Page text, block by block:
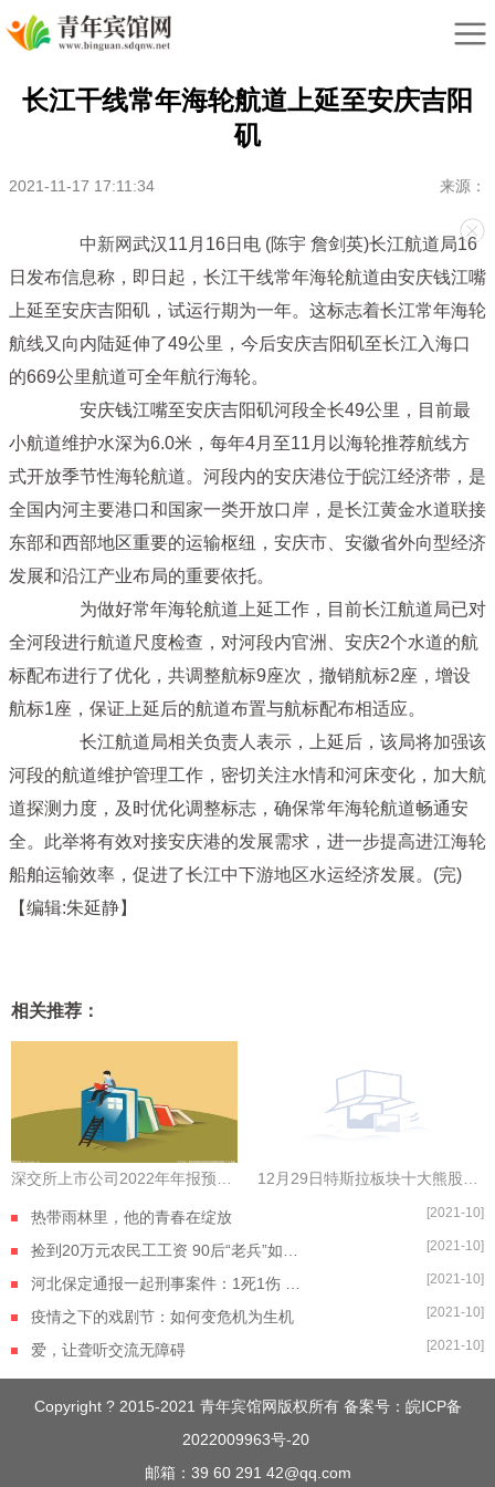
长江干线常年海轮航道上延至安庆吉阳
矶
2021-11-17 17:11:34 来源：
中新网武汉11月16日电 (陈宇 詹剑英)长江航道局16
日发布信息称，即日起，长江干线常年海轮航道由安庆钱江嘴
上延至安庆吉阳矶，试运行期为一年。这标志着长江常年海轮
航线又向内陆延伸了49公里，今后安庆吉阳矶至长江入海口
的669公里航道可全年航行海轮。
安庆钱江嘴至安庆吉阳矶河段全长49公里，目前最
小航道维护水深为6.0米，每年4月至11月以海轮推荐航线方
式开放季节性海轮航道。河段内的安庆港位于皖江经济带，是
全国内河主要港口和国家一类开放口岸，是长江黄金水道联接
东部和西部地区重要的运输枢纽，安庆市、安徽省外向型经济
发展和沿江产业布局的重要依托。
为做好常年海轮航道上延工作，目前长江航道局已对
全河段进行航道尺度检查，对河段内官洲、安庆2个水道的航
标配布进行了优化，共调整航标9座次，撤销航标2座，增设
航标1座，保证上延后的航道布置与航标配布相适应。
长江航道局相关负责人表示，上延后，该局将加强该
河段的航道维护管理工作，密切关注水情和河床变化，加大航
道探测力度，及时优化调整标志，确保常年海轮航道畅通安
全。此举将有效对接安庆港的发展需求，进一步提高进江海轮
船舶运输效率，促进了长江中下游地区水运经济发展。(完)
【编辑:朱延静】
相关推荐：
热带雨林里，他的青春在绽放 [2021-10]
[2021-10]
[2021-10]
疫情之下的戏剧节：如何变危机为生机 [2021-10]
爱，让聋听交流无障碍 [2021-10]
Copyright ? 2015-2021 青年宾馆网版权所有 备案号： 皖ICP备
2022009963号-20
邮箱：39 60 291 42@qq.com